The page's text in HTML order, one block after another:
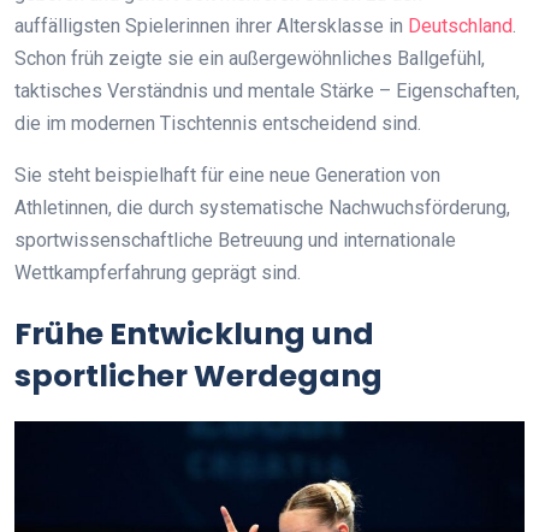
auffälligsten Spielerinnen ihrer Altersklasse in Deutschland.
Schon früh zeigte sie ein außergewöhnliches Ballgefühl,
taktisches Verständnis und mentale Stärke – Eigenschaften,
die im modernen Tischtennis entscheidend sind.
Sie steht beispielhaft für eine neue Generation von
Athletinnen, die durch systematische Nachwuchsförderung,
sportwissenschaftliche Betreuung und internationale
Wettkampferfahrung geprägt sind.
Frühe Entwicklung und
sportlicher Werdegang